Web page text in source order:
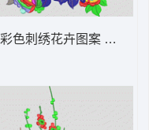
彩色刺绣花卉图案 靓花